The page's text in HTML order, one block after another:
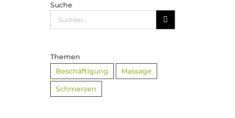
Suche
Suche
nach:
Themen
Beschäftigung
Massage
Schmerzen